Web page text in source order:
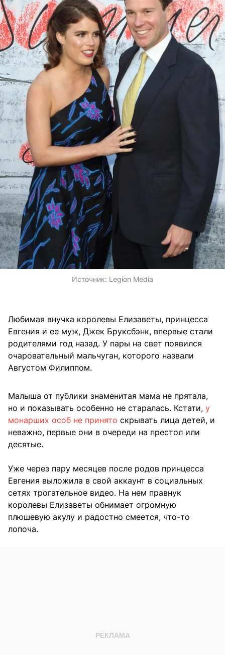
Источник: Legion Media
Любимая внучка королевы Елизаветы, принцесса
Евгения и ее муж, Джек Бруксбэнк, впервые стали
родителями год назад. У пары на свет появился
очаровательный мальчуган, которого назвали
Августом Филиппом.
Малыша от публики знаменитая мама не прятала,
но и показывать особенно не старалась. Кстати, у
монарших особ не принято скрывать лица детей, и
неважно, первые они в очереди на престол или
десятые.
Уже через пару месяцев после родов принцесса
Евгения выложила в свой аккаунт в социальных
сетях трогательное видео. На нем правнук
королевы Елизаветы обнимает огромную
плюшевую акулу и радостно смеется, что-то
лопоча.